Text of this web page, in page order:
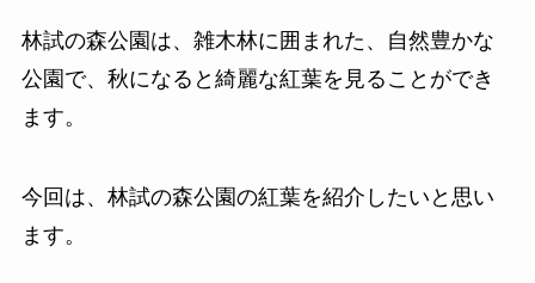
林試の森公園は、雑木林に囲まれた、自然豊かな
公園で、秋になると綺麗な紅葉を見ることができ
ます。
今回は、林試の森公園の紅葉を紹介したいと思い
ます。